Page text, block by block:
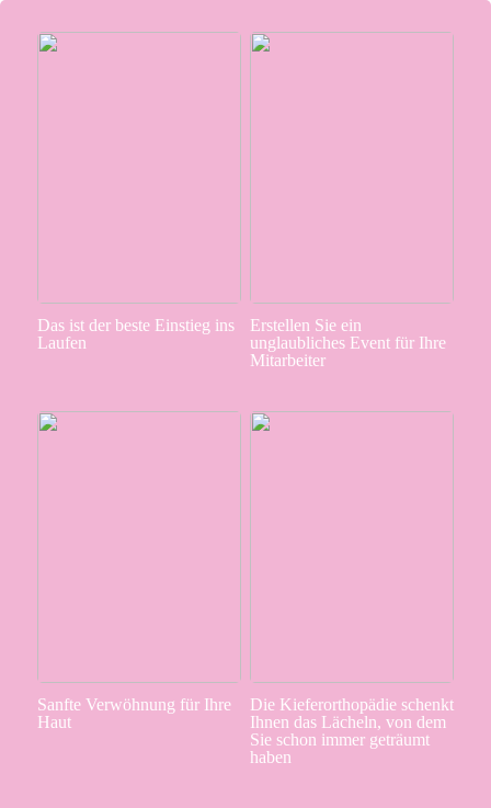
Das ist der beste Einstieg ins
Laufen
Erstellen Sie ein
unglaubliches Event für Ihre
Mitarbeiter
Sanfte Verwöhnung für Ihre
Haut
Die Kieferorthopädie schenkt
Ihnen das Lächeln, von dem
Sie schon immer geträumt
haben